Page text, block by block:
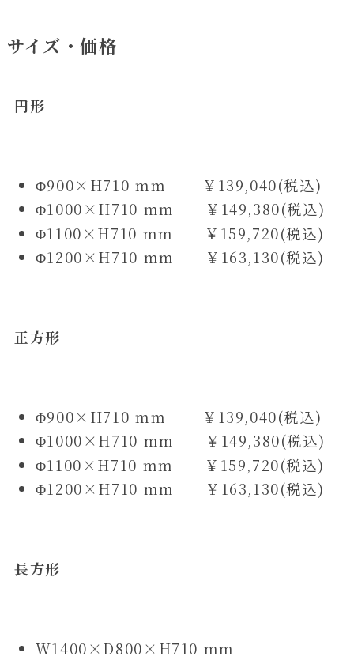
サイズ・価格
円形
Φ900×H710 mm ￥139,040(税込)
Φ1000×H710 mm ￥149,380(税込)
Φ1100×H710 mm ￥159,720(税込)
Φ1200×H710 mm ￥163,130(税込)
正方形
Φ900×H710 mm ￥139,040(税込)
Φ1000×H710 mm ￥149,380(税込)
Φ1100×H710 mm ￥159,720(税込)
Φ1200×H710 mm ￥163,130(税込)
長方形
W1400×D800×H710 mm